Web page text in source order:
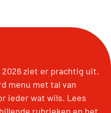
2026 ziet er prachtig uit.
menu met tal van
ieder wat wils. Lees